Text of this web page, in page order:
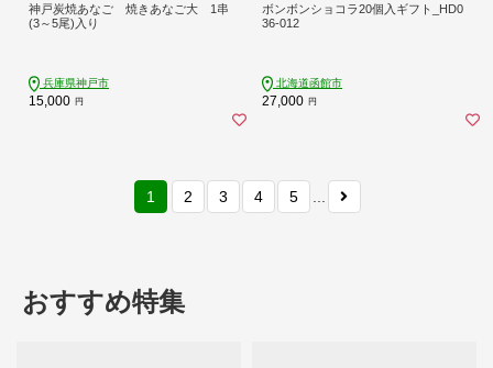
神戸炭焼あなご 焼きあなご大 1串
(3～5尾)入り
兵庫県神戸市
15,000 円
ボンボンショコラ20個入ギフト_HD0
36-012
北海道函館市
27,000 円
1 2 3 4 5
おすすめ特集